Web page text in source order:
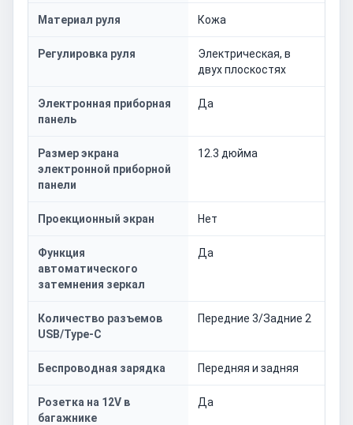
Материал руля Кожа
Регулировка руля
Электрическая, в
двух плоскостях
Электронная приборная
панель
Да
Размер экрана
электронной приборной
панели
12.3 дюйма
Проекционный экран Нет
Функция
автоматического
затемнения зеркал
Да
Количество разъемов
USB/Type-C
Передние 3/Задние 2
Беспроводная зарядка Передняя и задняя
Розетка на 12V в
багажнике
Да